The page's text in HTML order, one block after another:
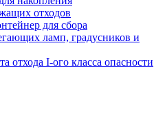
отходов
для сбора
ламп, градусников и
отхода I-ого класса опасности